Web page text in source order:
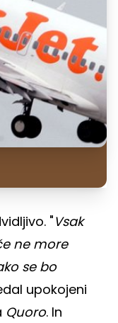
"Vsak
ne more
se bo
upokojeni
Quoro. In